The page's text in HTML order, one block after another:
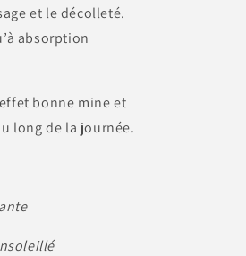
et le décolleté.
absorption
bonne mine et
long de la journée.